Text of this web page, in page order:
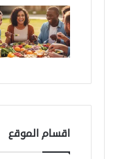
اقسام الموقع